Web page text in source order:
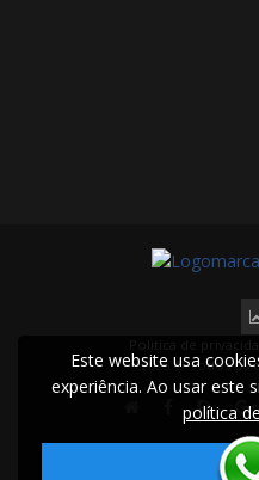
2025 © Todos os
Este website usa
experiência. Ao usar este
política